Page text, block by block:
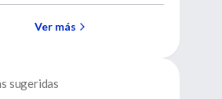
para o diagnóstico.
Ver más
sugeridas